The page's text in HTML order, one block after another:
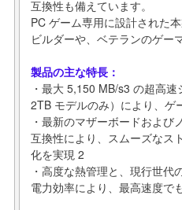
互換性も備えています。
PC ゲーム専用に設計された
ビルダーや、ベテランのゲー
製品の主な特長：
・最大 5,150 MB/s3 の超高
2TB モデルのみ）により、ゲ
・最新のマザーボードおよ
互換性により、スムーズなス
化を実現 2
・高度な熱管理と、現行世
電力効率により、最高速度で